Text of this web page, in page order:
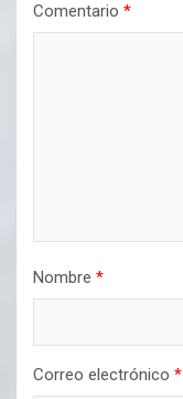
Comentario *
Nombre *
Correo electrónico *